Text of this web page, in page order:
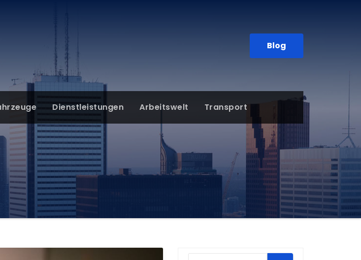
Blog
Dienstleistungen Arbeitswelt Transport